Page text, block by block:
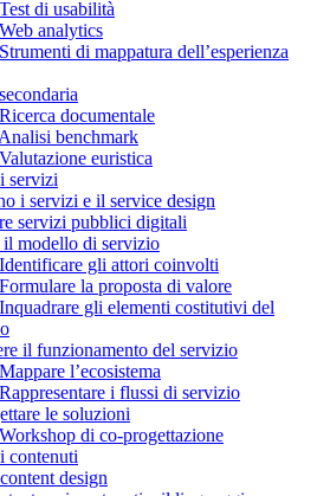
di usabilità
analytics
di mappatura dell’esperienza
documentale
benchmark
euristica
servizi
i servizi e il service design
servizi pubblici digitali
modello di servizio
gli attori coinvolti
la proposta di valore
gli elementi costitutivi del
il funzionamento del servizio
l’ecosistema
i flussi di servizio
le soluzioni
di co-progettazione
contenuti
design